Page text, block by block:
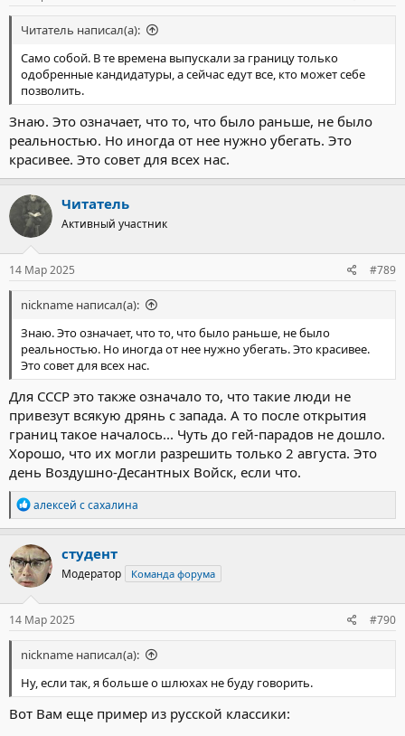
Читатель написал(а):
Само собой. В те времена выпускали за границу только
одобренные кандидатуры, а сейчас едут все, кто может себе
позволить.
Знаю. Это означает, что то, что было раньше, не было
реальностью. Но иногда от нее нужно убегать. Это
красивее. Это совет для всех нас.
Читатель
Активный участник
14 Мар 2025 #789
nickname написал(а):
Знаю. Это означает, что то, что было раньше, не было
реальностью. Но иногда от нее нужно убегать. Это красивее.
Это совет для всех нас.
Для СССР это также означало то, что такие люди не
привезут всякую дрянь с запада. А то после открытия
границ такое началось... Чуть до гей-парадов не дошло.
Хорошо, что их могли разрешить только 2 августа. Это
день Воздушно-Десантных Войск, если что.
Р
е
а
к
ц
и
и
:
алексей с сахалина
студент
Модератор Команда форума
14 Мар 2025 #790
nickname написал(а):
Ну, если так, я больше о шлюхах не буду говорить.
Вот Вам еще пример из русской классики: